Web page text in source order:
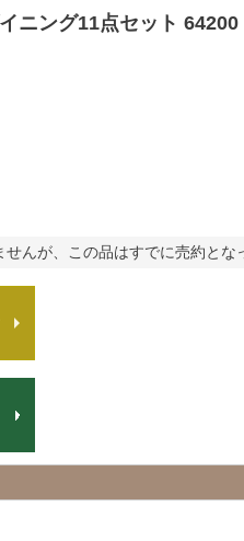
ニング11点セット 64200
んが、この品はすでに売約とな